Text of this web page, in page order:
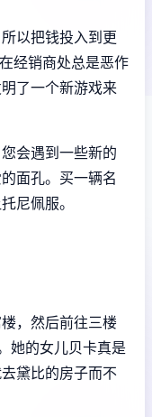
以把钱投入到更
经销商处总是恶作
了一个新游戏来
会遇到一些新的
面孔。买一辆名
尼佩服。
，然后前往三楼
她的女儿贝卡真是
黛比的房子而不